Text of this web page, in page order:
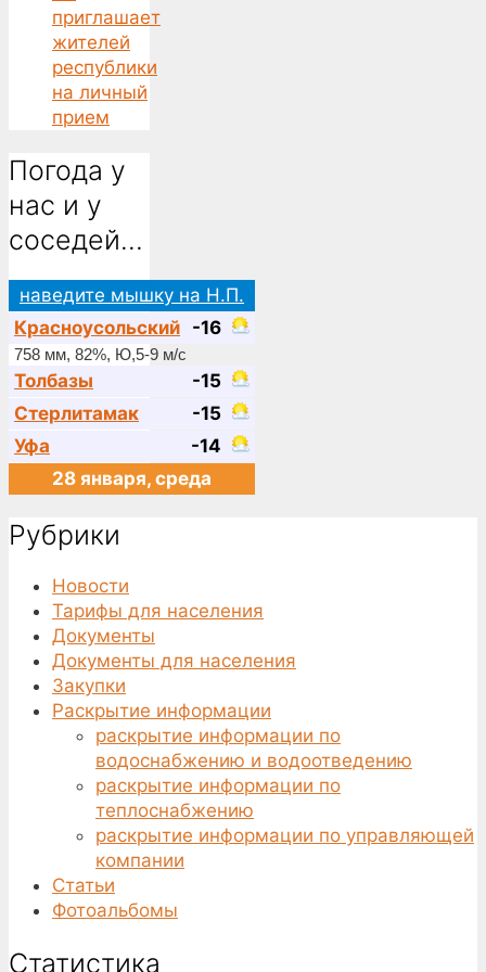
приглашает
жителей
республики
на личный
прием
Погода у
нас и у
соседей…
наведите мышку на Н.П.
Красноусольский -16
758 мм, 82%, Ю,5-9 м/с
Толбазы
-15
Стерлитамак
-15
Уфа
-14
28 января, среда
Рубрики
Новости
Тарифы для населения
Документы
Документы для населения
Закупки
Раскрытие информации
раскрытие информации по
водоснабжению и водоотведению
раскрытие информации по
теплоснабжению
раскрытие информации по управляющей
компании
Статьи
Фотоальбомы
Статистика